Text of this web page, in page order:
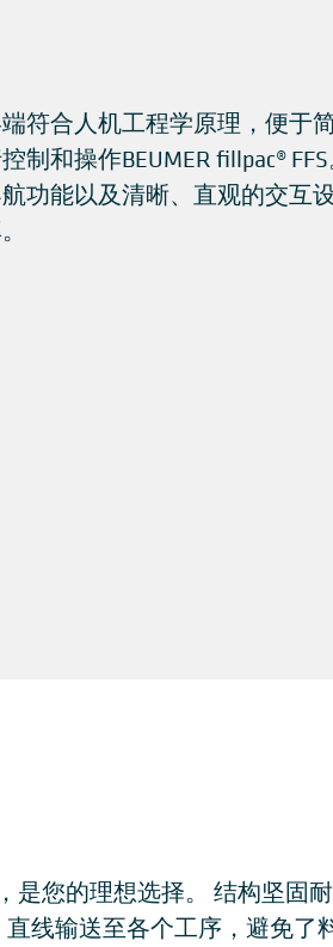
符合人机工程学原理，便于
制和操作BEUMER fillpac®
功能以及清晰、直观的交互
是您的理想选择。 结构坚固
线输送至各个工序，避免了